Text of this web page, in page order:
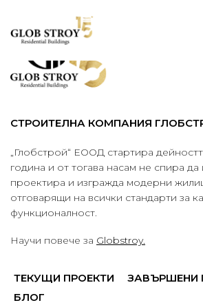
СТРОИТЕЛНА КОМПАНИЯ
„Глобстрой“ ЕООД стартира
година и от тогава насам не спира да
проектира и изгражда модерни
отговарящи на всички стандарти за
функционалност.
Научи повече за Globstroy.
ТЕКУЩИ ПРОЕКТИ
ЗАВЪРШЕНИ
БЛОГ